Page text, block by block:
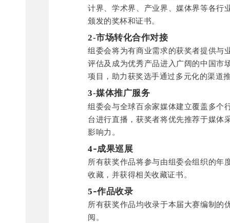
计界、学术界、产业界、媒体界等各行
颁发的奖杯和证书。
2-市场转化合作对接
组委会将为有商业需求的获奖者提供与
评估及成为优秀产品进入广阔的中国市
项目，助力获奖选手通过多元化的渠道
3-媒体推广服务
组委会与全球百余家媒体建立覆盖多个
台进行直播，获奖者将优先推荐于媒体
影响力。
4-成果巡展
所有获奖作品将参与由组委会组织的年
收藏，并获得相关收藏证书。
5-作品收录
所有获奖作品均收录于本届大赛编制的
阅。